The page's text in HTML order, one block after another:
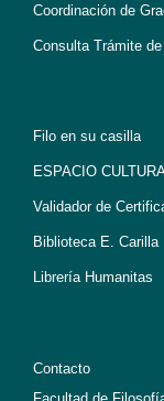
Coordinación de
Consulta Trámite
Filo en su casilla
ESPACIO
Validador de
Biblioteca E. Carilla
Librería Humanitas
Contacto
Facultad de